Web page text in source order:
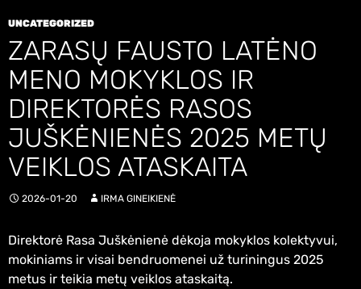
UNCATEGORIZED
ZARASŲ FAUSTO LATĖNO
MENO MOKYKLOS IR
DIREKTORĖS RASOS
JUŠKĖNIENĖS 2025 METŲ
VEIKLOS ATASKAITA
2026-01-20 IRMA GINEIKIENĖ
Direktorė Rasa Juškėnienė dėkoja mokyklos kolektyvui,
mokiniams ir visai bendruomenei už turiningus 2025
metus ir teikia metų veiklos ataskaitą.